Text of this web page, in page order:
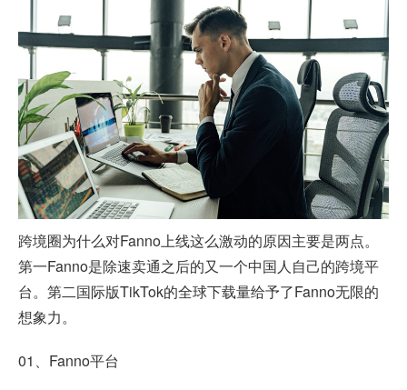
跨境圈为什么对Fanno上线这么激动的原因主要是两点。
第一Fanno是除速卖通之后的又一个中国人自己的跨境平
台。第二国际版TikTok的全球下载量给予了Fanno无限的
想象力。
01、Fanno平台